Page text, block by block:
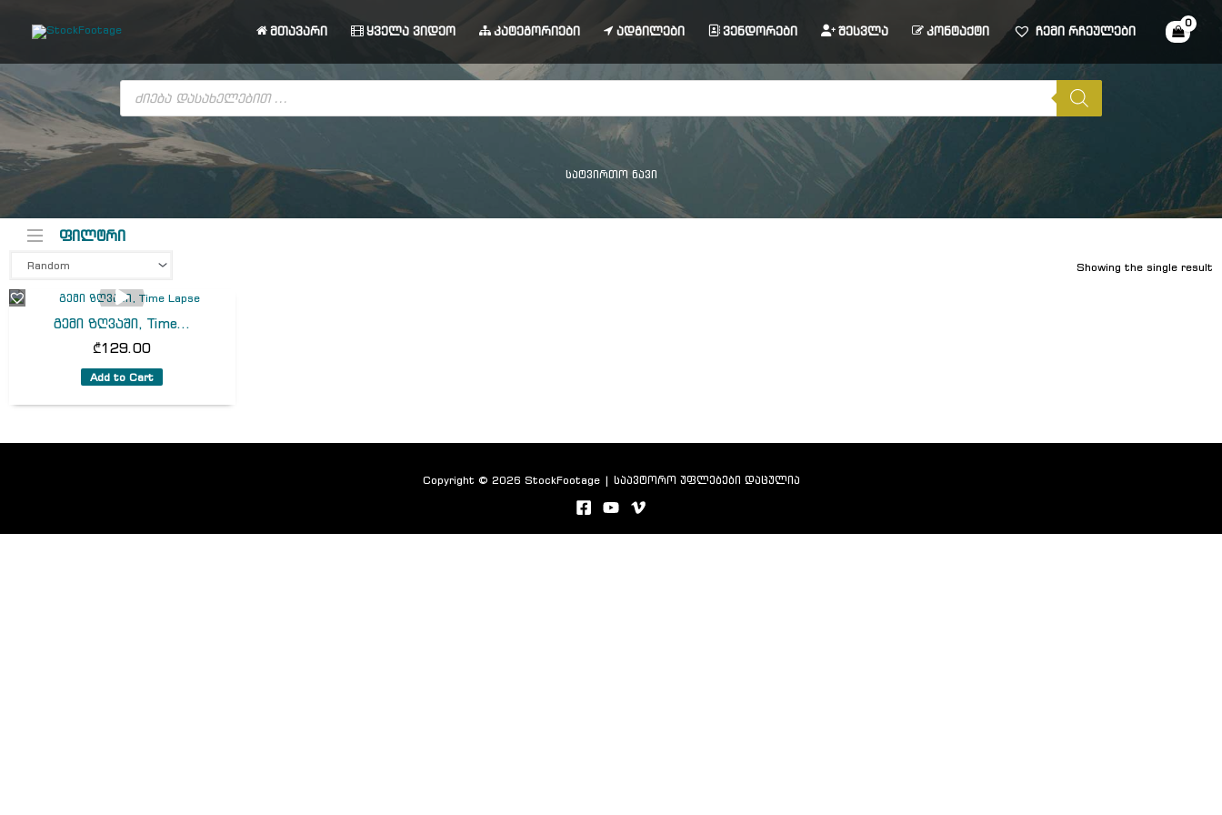
content
მთავარი ყველა ვიდეო კატეგორიები ადგილები ვენდორები შესვლა კონტაქტი ჩემი რჩეულები
Products
search
სატვირთო ნავი
ფილტრი
Showing the single result
გემი ზღვაში, Time...
₾129.00
Add to Cart
Copyright © 2026 StockFootage | საავტორო უფლებები დაცულია